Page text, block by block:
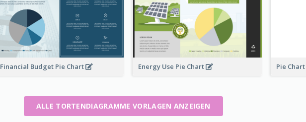
Financial Budget Pie Chart Energy Use Pie Chart Pie Chart
ALLE TORTENDIAGRAMME VORLAGEN ANZEIGEN